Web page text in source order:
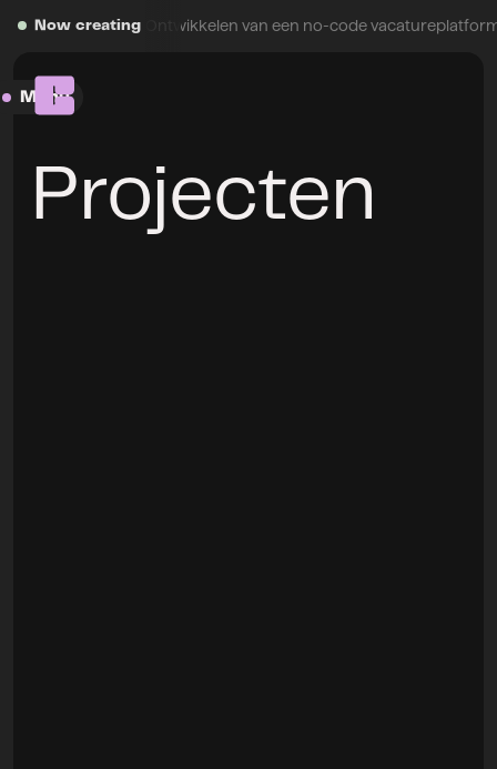
Now creating Ontwikkelen van een no-code
Menu
Close
Projecten